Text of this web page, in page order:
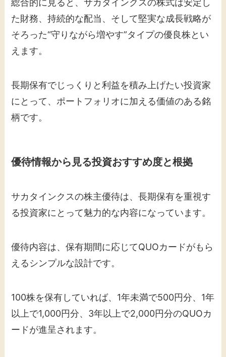
総合的に見ると、サカタインクスの株式は安定し
た財務、持続的な配当、そして堅実な成長戦略が
そろった“守りながら増やす”タイプの優良株とい
えます。
長期保有でじっくりと利益を積み上げたい投資家
にとって、ポートフォリオに加える価値のある銘
柄です。
優待情報から見る投資おすすめ度と根拠
サカタインクスの株主優待は、長期保有を重視す
る投資家にとって魅力的な内容になっています。
優待内容は、保有期間に応じてQUOカードがもら
えるシンプルな設計です。
100株を保有していれば、1年未満で500円分、1年
以上で1,000円分、3年以上で2,000円分のQUOカ
ードが進呈されます。